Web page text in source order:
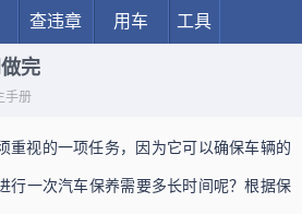
查违章 用车 工具
完
手册
重视的一项任务，因为它可以确保车辆的
行一次汽车保养需要多长时间呢？根据保